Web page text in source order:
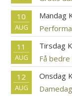
10
AUG
Mandag
11
AUG
Tirsdag
Få
12
AUG
Onsdag